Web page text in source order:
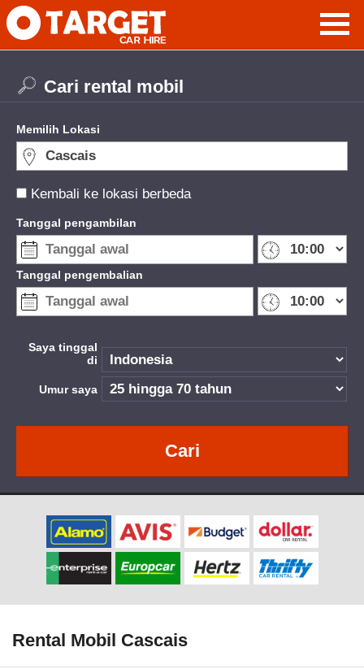
Kembali ke lokasi berbeda
Cari rental mobil
Memilih Lokasi
Tanggal pengambilan
Tanggal pengembalian
Saya tinggal
di
Umur saya
Cari
Rental Mobil Cascais